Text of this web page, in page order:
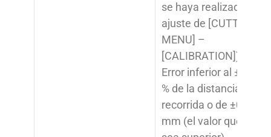
se haya realizado el
ajuste de [CUTTING
MENU] –
[CALIBRATION]):
Error inferior al ±0,2
% de la distancia
recorrida o de ±0,1
mm (el valor que